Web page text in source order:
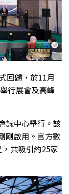
回歸，於11月
行展會及高峰
議中心舉行。該
剛啟用。官方數
共吸引約25家